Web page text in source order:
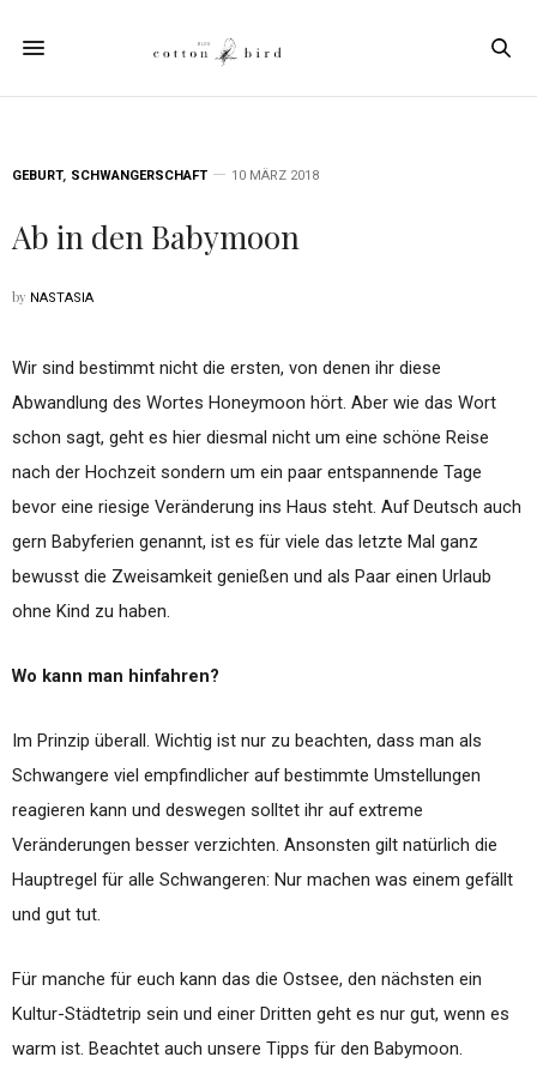
GEBURT, SCHWANGERSCHAFT 10 MÄRZ 2018
Ab in den Babymoon
by NASTASIA
Wir sind bestimmt nicht die ersten, von denen ihr diese
Abwandlung des Wortes Honeymoon hört. Aber wie das Wort
schon sagt, geht es hier diesmal nicht um eine schöne Reise
nach der Hochzeit sondern um ein paar entspannende Tage
bevor eine riesige Veränderung ins Haus steht. Auf Deutsch auch
gern Babyferien genannt, ist es für viele das letzte Mal ganz
bewusst die Zweisamkeit genießen und als Paar einen Urlaub
ohne Kind zu haben.
Wo kann man hinfahren?
Im Prinzip überall. Wichtig ist nur zu beachten, dass man als
Schwangere viel empfindlicher auf bestimmte Umstellungen
reagieren kann und deswegen solltet ihr auf extreme
Veränderungen besser verzichten. Ansonsten gilt natürlich die
Hauptregel für alle Schwangeren: Nur machen was einem gefällt
und gut tut.
Für manche für euch kann das die Ostsee, den nächsten ein
Kultur-Städtetrip sein und einer Dritten geht es nur gut, wenn es
warm ist. Beachtet auch unsere Tipps für den Babymoon.